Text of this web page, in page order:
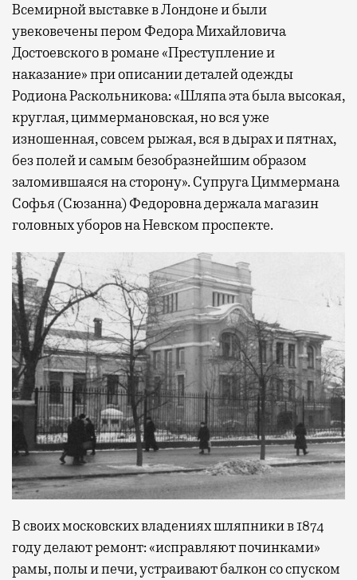
Всемирной выставке в Лондоне и были
увековечены пером Федора Михайловича
Достоевского в романе «Преступление и
наказание» при описании деталей одежды
Родиона Раскольникова: «Шляпа эта была высокая,
круглая, циммермановская, но вся уже
изношенная, совсем рыжая, вся в дырах и пятнах,
без полей и самым безобразнейшим образом
заломившаяся на сторону». Супруга Циммермана
Софья (Сюзанна) Федоровна держала магазин
головных уборов на Невском проспекте.
В своих московских владениях шляпники в 1874
году делают ремонт: «исправляют починками»
рамы, полы и печи, устраивают балкон со спуском